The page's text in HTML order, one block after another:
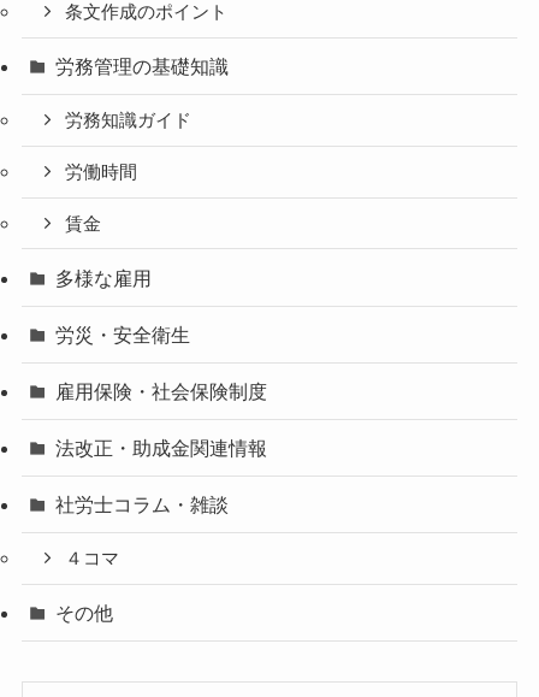
条文作成のポイント
労務管理の基礎知識
労務知識ガイド
労働時間
賃金
多様な雇用
労災・安全衛生
雇用保険・社会保険制度
法改正・助成金関連情報
社労士コラム・雑談
４コマ
その他